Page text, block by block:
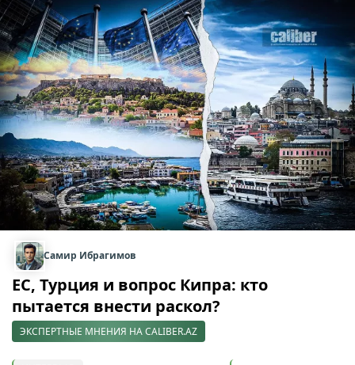
Самир Ибрагимов
ЕС, Турция и вопрос Кипра: кто
пытается внести раскол?
ЭКСПЕРТНЫЕ МНЕНИЯ НА CALIBER.AZ